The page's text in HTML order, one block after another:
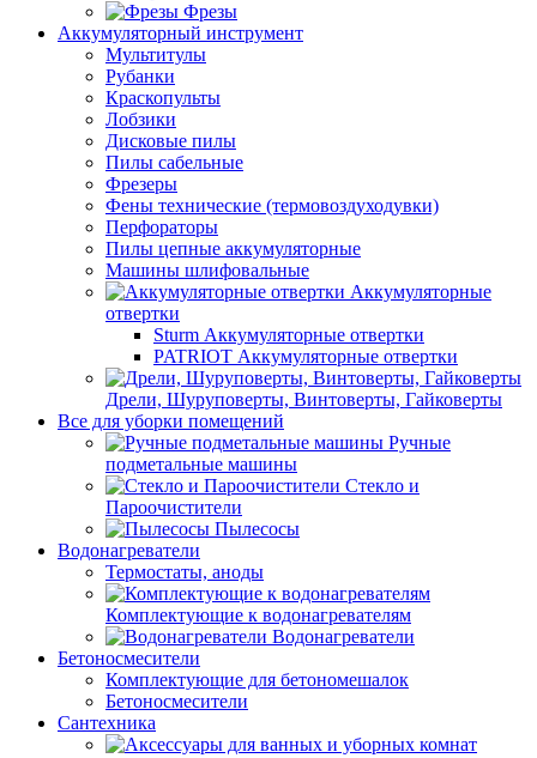
Фрезы
Аккумуляторный инструмент
Мультитулы
Рубанки
Краскопульты
Лобзики
Дисковые пилы
Пилы сабельные
Фрезеры
Фены технические (термовоздуходувки)
Перфораторы
Пилы цепные аккумуляторные
Машины шлифовальные
Аккумуляторные
отвертки
Sturm Аккумуляторные отвертки
PATRIOT Аккумуляторные отвертки
Дрели, Шуруповерты, Винтоверты, Гайковерты
Все для уборки помещений
Ручные
подметальные машины
Стекло и
Пароочистители
Пылесосы
Водонагреватели
Термостаты, аноды
Комплектующие к водонагревателям
Водонагреватели
Бетоносмесители
Комплектующие для бетономешалок
Бетоносмесители
Сантехника